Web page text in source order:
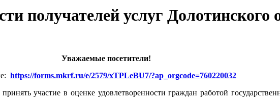
получателей услуг Долотинского
Уважаемые посетители!
https://forms.mkrf.ru/e/2579/xTPLeBU7/?ap_orgcode=760220032
участие в оценке удовлетворенности граждан работой